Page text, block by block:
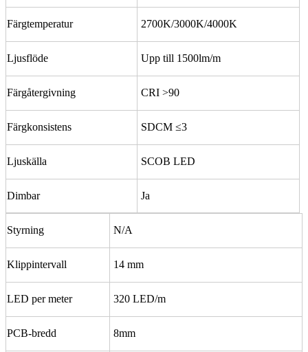
Färgtemperatur 2700K/3000K/4000K
Ljusflöde Upp till 1500lm/m
Färgåtergivning CRI >90
Färgkonsistens SDCM ≤3
Ljuskälla SCOB LED
Dimbar Ja
Styrning N/A
Klippintervall 14 mm
LED per meter 320 LED/m
PCB-bredd 8mm